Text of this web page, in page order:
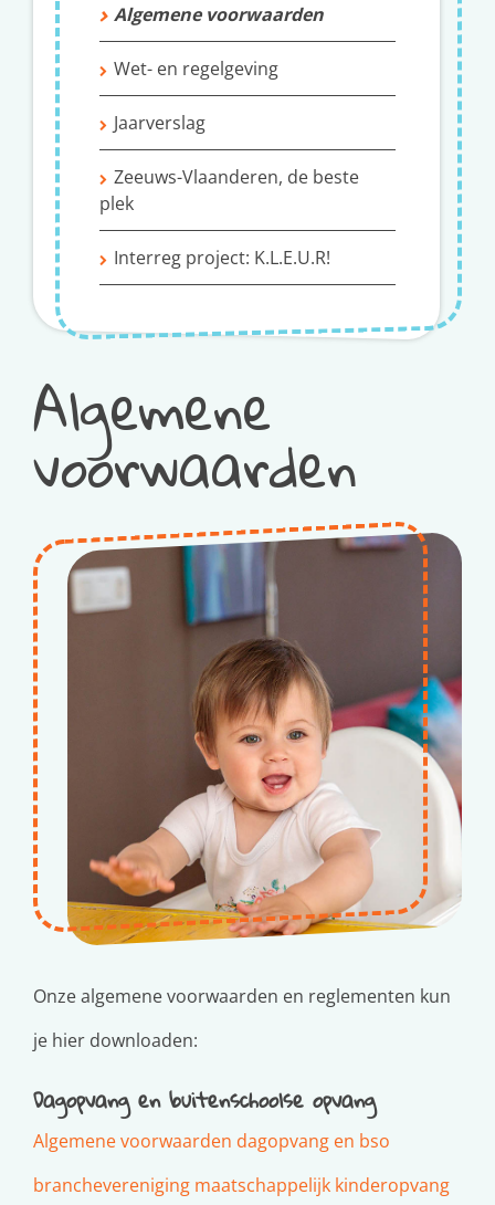
Algemene voorwaarden
Wet- en regelgeving
Jaarverslag
Zeeuws-Vlaanderen, de beste
plek
Interreg project: K.L.E.U.R!
Algemene
voorwaarden
Onze algemene voorwaarden en reglementen kun
je hier downloaden:
Dagopvang en buitenschoolse opvang
Algemene voorwaarden dagopvang en bso
branchevereniging maatschappelijk kinderopvang